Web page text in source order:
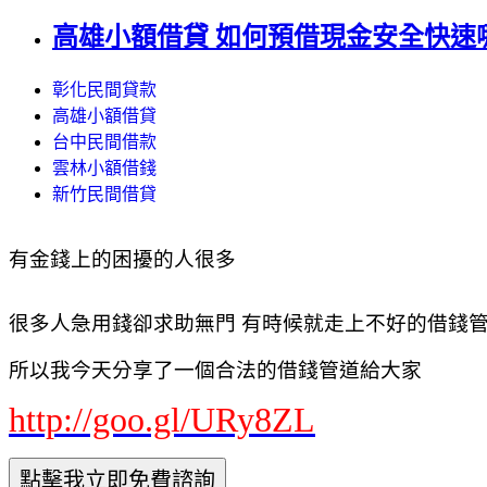
高雄小額借貸 如何預借現金安全快速
彰化民間貸款
高雄小額借貸
台中民間借款
雲林小額借錢
新竹民間借貸
有金錢上的困擾的人很多
很多人急用錢卻求助無門 有時候就走上不好的借錢
所以我今天分享了一個合法的借錢管道給大家
http://goo.gl/URy8ZL